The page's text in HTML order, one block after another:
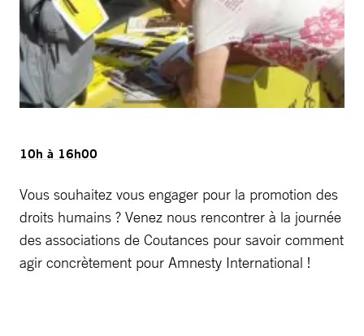
10h à 16h00
Vous souhaitez vous engager pour la promotion des
droits humains ? Venez nous rencontrer à la journée
des associations de Coutances pour savoir comment
agir concrètement pour Amnesty International !